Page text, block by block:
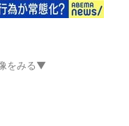
をみる▼